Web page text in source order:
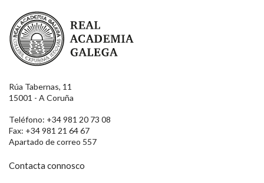
Real Academia Galega
Rúa Tabernas, 11
15001 - A Coruña
Teléfono: +34 981 20 73 08
Fax: +34 981 21 64 67
Apartado de correo 557
Contacta connosco